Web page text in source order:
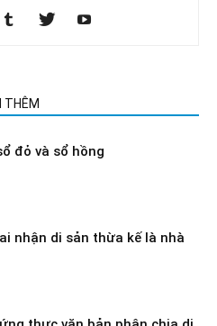
THÊM
đỏ và sổ hồng
nhận di sản thừa kế là nhà